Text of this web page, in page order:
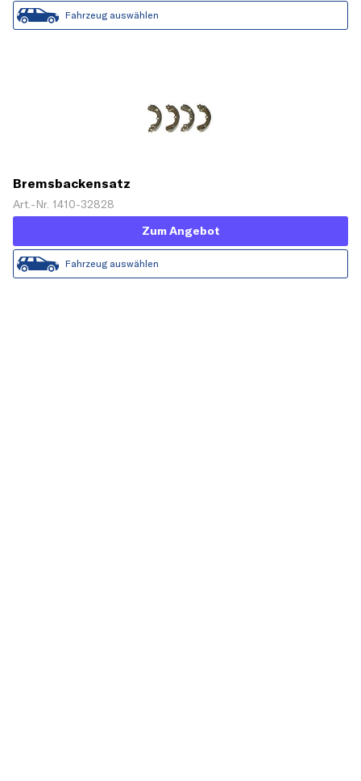
Fahrzeug auswählen
Bremsbackensatz
Art.-Nr. 1410-32828
Zum Angebot
Fahrzeug auswählen